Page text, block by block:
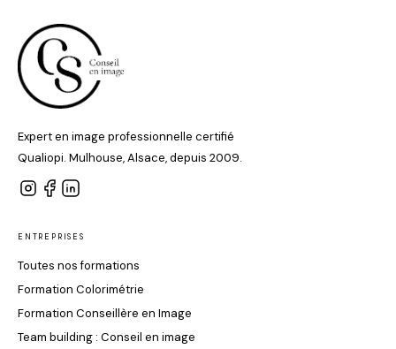
Expert en image professionnelle certifié
Qualiopi. Mulhouse, Alsace, depuis 2009.
ENTREPRISES
Toutes nos formations
Formation Colorimétrie
Formation Conseillère en Image
Team building : Conseil en image